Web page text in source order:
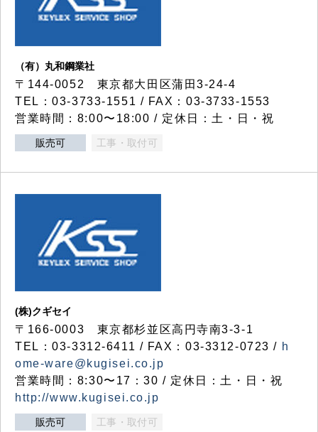
（有）丸和鋼業社
〒144-0052 東京都大田区蒲田3-24-4
TEL：03-3733-1551 / FAX：03-3733-1553
営業時間：8:00〜18:00 / 定休日：土・日・祝
販売可 工事・取付可
(株)クギセイ
〒166-0003 東京都杉並区高円寺南3-3-1
TEL：03-3312-6411 / FAX：03-3312-0723 / h
ome-ware@kugisei.co.jp
営業時間：8:30〜17：30 / 定休日：土・日・祝
http://www.kugisei.co.jp
販売可 工事・取付可